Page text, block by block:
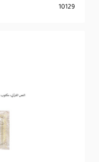
10129